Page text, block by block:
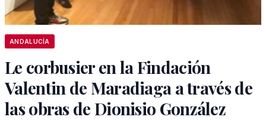
ANDALUCÍA
Le corbusier en la Findación
Valentin de Maradiaga a través de
las obras de Dionisio González